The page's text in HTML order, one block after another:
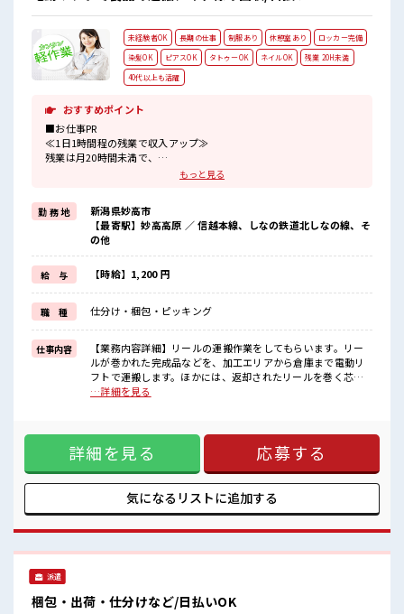
未経験者OK 長期の仕事 制服あり 休憩室あり
ロッカー完備
染髪OK
ピアスOK タトゥーOK ネイルOK
残業 20H未満
40代以上も活躍
おすすめポイント
■お仕事PR
≪1日1時間程の残業で収入アップ≫
残業は月20時間未満で、
基本的に髪色自由で明るすぎたり奇抜でなければOKです！
(規定有)制服があると毎日の服選びに悩まずOK♪
≪未経験OKの仕事≫
新しいことにチャレンジするのは不安だけど、
しっかり働く環境が整っています！
イチからスキルUP・ステップUP目指していきましょう！
≪自分に向いている仕事が探せる≫
困った事などがあれば、
担当がしっかりサポートします！
■職場の雰囲気
派手すぎなければ多少のヘアカラーもOKなのはウレシイPoint☆
休憩時間にゆっくりできるスペース完備！
持ち物が多いあなたにもぴったり☆
もっと見る
勤 務 地
新潟県妙高市
【最寄駅】妙高高原 ／ 信越本線、しなの鉄道北しなの線、そ
の他
給 与 【時給】1,200 円
職 種 仕分け・梱包・ピッキング
仕事内容
【業務内容詳細】リールの運搬作業をしてもらいます。リー
ルが巻かれた完成品などを、加工エリアから倉庫まで電動リ
フトで運搬します。ほかには、返却されたリールを巻く芯の
表面をきれいに磨いたり、くず線の回収をしたりしてもらい
稼げます♪ ≪髪型自由≫ 基本的に髪色自由で明るすぎたり奇
抜でなければOKです！ (規定有)制服があると毎日の服選びに
悩まずOK♪ ≪未経験OKの仕事≫ 新しいことにチャレンジす
るのは不安だけど、 しっかり働く環境が整っています！ イチ
からスキルUP・ステップUP目指していきましょう！ ≪自分
に向いている仕事が探せる≫ 困った事などがあれば、 担当が
多少のヘアカラーもOKなのはウレシイPoint☆ 休憩時間にゆ
っくりできるスペース完備！ 持ち物が多いあなたにもぴった
…詳細を見る
詳細を見る 応募する
気になるリストに追加する
派遣
梱包・出荷・仕分けなど/日払いOK